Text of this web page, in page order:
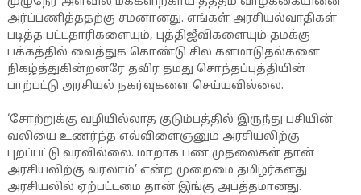
அர்ப்பணித்ததற்கு சமனானது. எங்கள் அரசியல்வாதிகள்
படித்த பட்டதாரிகளையும், புத்திஜீவிகளையும் தமக்கு
பக்கத்தில் வைத்துக் கொண்டு சில களமாடுதல்களை
நிகழ்த்துகின்றனரே தவிர தமது சொந்தப்புத்தியின்
பாற்பட்டு அரசியல் நகர்வுகளை செய்யவில்லை.
‘சோற்றுக்கு வழியில்லாத குடும்பத்தில் இருந்து பசியின்
வலியை உணர்ந்த எவ்விளைஞனும் அரசியலிற்கு
புறப்பட்டு வரவில்லை. மாறாக பண முதலைகள் தான்
அரசியலிற்கு வரலாம்’ என்ற முறைமை தமிழர்களது
அரசியலில் ஏற்பட்டமை தான் இங்கு அபத்தமானது.